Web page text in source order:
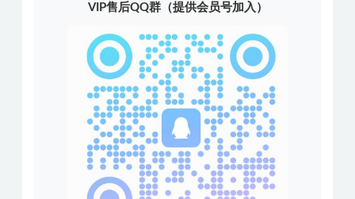
VIP售后QQ群（提供会员号加入）